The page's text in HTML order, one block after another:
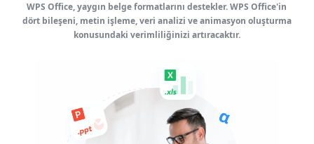
WPS Office, yaygın belge formatlarını destekler. WPS Office'in
dört bileşeni, metin işleme, veri analizi ve animasyon oluşturma
konusundaki verimliliğinizi artıracaktır.